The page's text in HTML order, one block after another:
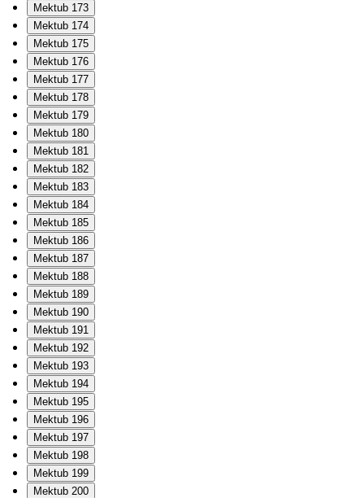
Mektub 173
Mektub 174
Mektub 175
Mektub 176
Mektub 177
Mektub 178
Mektub 179
Mektub 180
Mektub 181
Mektub 182
Mektub 183
Mektub 184
Mektub 185
Mektub 186
Mektub 187
Mektub 188
Mektub 189
Mektub 190
Mektub 191
Mektub 192
Mektub 193
Mektub 194
Mektub 195
Mektub 196
Mektub 197
Mektub 198
Mektub 199
Mektub 200